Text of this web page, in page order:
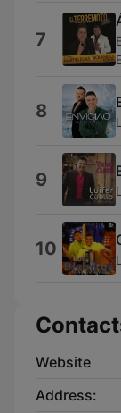
7
8
9
10
Website
Address: